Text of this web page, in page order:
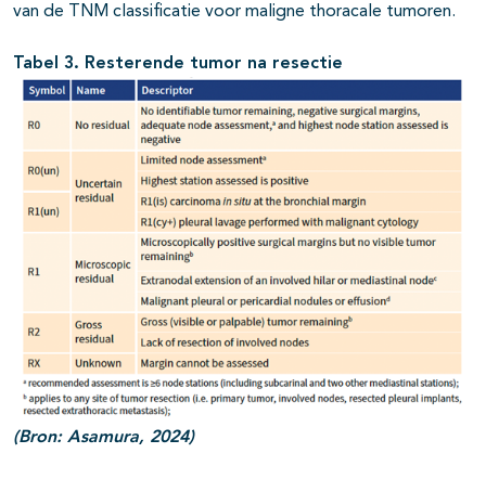
van de TNM classificatie voor maligne thoracale tumoren.
Tabel 3. Resterende tumor na resectie
(Bron: Asamura, 2024)